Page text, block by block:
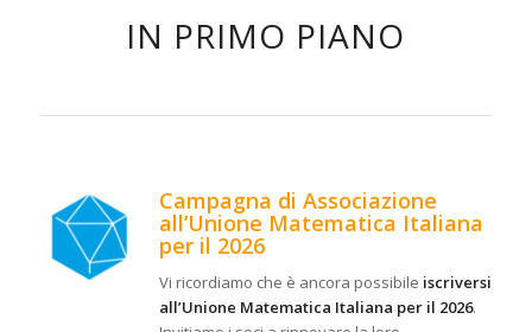
IN PRIMO PIANO
Campagna di Associazione
all’Unione Matematica Italiana
per il 2026
Vi ricordiamo che è ancora possibile iscriversi
all’Unione Matematica Italiana per il 2026.